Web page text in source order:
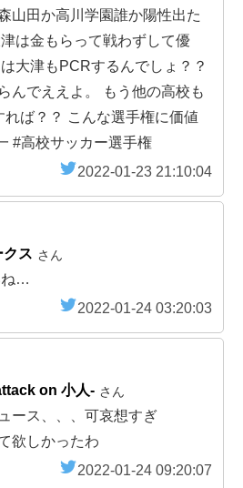
山田か高川学園誰か陽性出た
は金もらって戦わずして優
大津もPCRするんでしょ？？
んでええよ。 もう他の高校も
ば？？ こんな選手権に価値
#高校サッカー選手権
2022-01-23 21:10:04
クス さん
ね…
2022-01-24 03:20:03
on 小人- さん
ース、、、可哀想すぎ
欲しかったわ
2022-01-24 09:20:07